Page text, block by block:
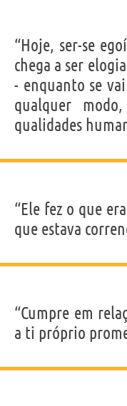
“Hoje, ser-se
chega a ser
- enquanto se
qualquer
qualidades
“Ele fez o que
que estava
“Cumpre em
a ti próprio